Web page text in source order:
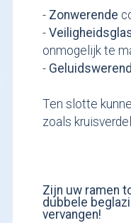
- Zonwerende
-
onmogelijk te
-
Ten slotte
zoals
Zijn uw ramen
dubbele
vervangen!